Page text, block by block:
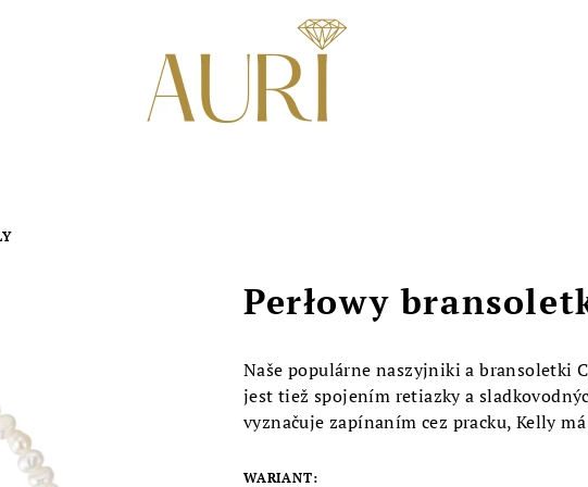
Perłowy
Naše populárne naszyjniki a bransoletki
jest tiež spojením retiazky a
vyznačuje zapínaním cez pracku, Kelly
WARIANT: